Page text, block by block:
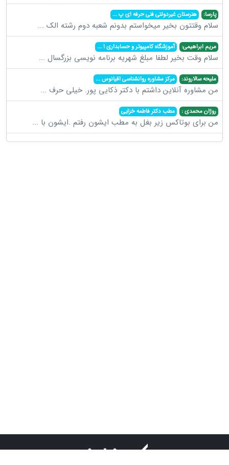
پارسا: هنرستان غیردولتی فنی حرفه ای پ...
سلام وقتتون بخیر میخواستم بدونم شعبه دوم رشته الک ...
مریم ابراهیمی: آموزشگاه کامپیوتر و حسابداری ا...
سلام وقت بخیر لطفا مبلغ شهریه برنامه نویسی بزرگسال ...
ملیحه سالاروند: مرکز مشاوره روانشناسی اقیانوس...
من مشاوره آنلاین داشتم با دکتر ذکایی پور. خیلی حرف ...
روژان محمدی : مطب دکتر فاطمه خزایی
من برای بوتاکس زیر بغل به مطب ایشون رفتم .ایشون با ...